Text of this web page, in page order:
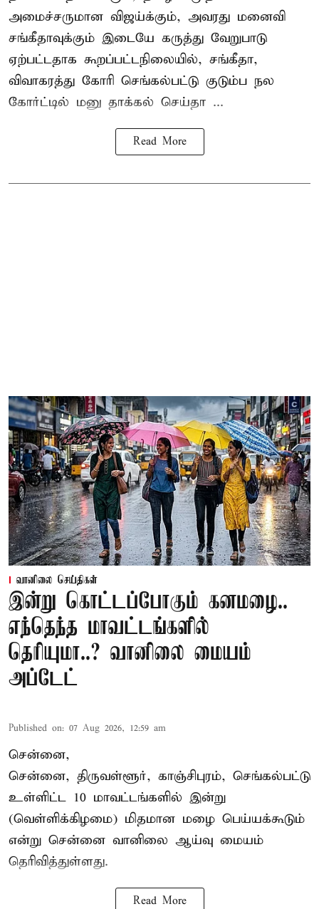
அமைச்சருமான விஜய்க்கும், அவரது மனைவி
சங்கீதாவுக்கும் இடையே கருத்து வேறுபாடு
ஏற்பட்டதாக கூறப்பட்டநிலையில், சங்கீதா,
விவாகரத்து கோரி செங்கல்பட்டு குடும்ப நல
கோர்ட்டில் மனு தாக்கல் செய்தா ...
Read More
வானிலை செய்திகள்
இன்று கொட்டப்போகும் கனமழை..
எந்தெந்த மாவட்டங்களில்
தெரியுமா..? வானிலை மையம்
அப்டேட்
Published on: 07 Aug 2026, 12:59 am
சென்னை,
சென்னை, திருவள்ளூர், காஞ்சிபுரம், செங்கல்பட்டு
உள்ளிட்ட 10 மாவட்டங்களில் இன்று
(வெள்ளிக்கிழமை) மிதமான மழை பெய்யக்கூடும்
என்று சென்னை வானிலை ஆய்வு மையம்
தெரிவித்துள்ளது.
Read More